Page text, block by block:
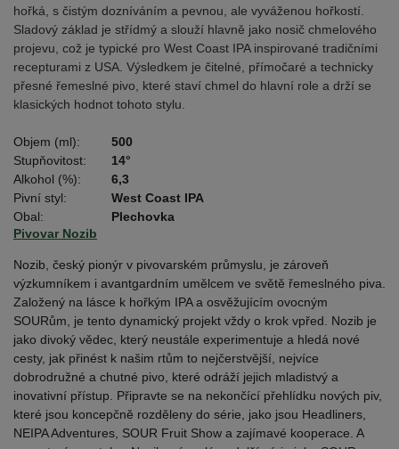
hořká, s čistým dozníváním a pevnou, ale vyváženou hořkostí.
Sladový základ je střídmý a slouží hlavně jako nosič chmelového
projevu, což je typické pro West Coast IPA inspirované tradičními
recepturami z USA. Výsledkem je čitelné, přímočaré a technicky
přesné řemeslné pivo, které staví chmel do hlavní role a drží se
klasických hodnot tohoto stylu.
Objem (ml):
500
Stupňovitost:
14°
Alkohol (%):
6,3
Pivní styl:
West Coast IPA
Obal:
Plechovka
Pivovar Nozib
Nozib, český pionýr v pivovarském průmyslu, je zároveň
výzkumníkem i avantgardním umělcem ve světě řemeslného piva.
Založený na lásce k hořkým IPA a osvěžujícím ovocným
SOURům, je tento dynamický projekt vždy o krok vpřed. Nozib je
jako divoký vědec, který neustále experimentuje a hledá nové
cesty, jak přinést k našim rtům to nejčerstvější, nejvíce
dobrodružné a chutné pivo, které odráží jejich mladistvý a
inovativní přístup. Připravte se na nekončící přehlídku nových piv,
které jsou koncepčně rozděleny do série, jako jsou Headliners,
NEIPA Adventures, SOUR Fruit Show a zajímavé kooperace. A